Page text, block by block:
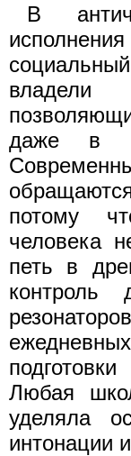
В
владели
даже в
потому
человека
петь в
контроль
Любая
уделяла
интонации